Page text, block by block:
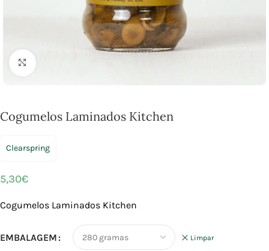
Click to enlarge
Cogumelos Laminados Kitchen
Clearspring
5,30€
Cogumelos Laminados Kitchen
EMBALAGEM Limpar